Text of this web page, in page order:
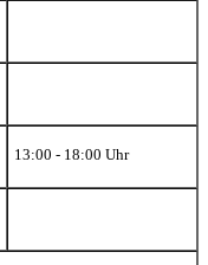
13:00 - 18:00 Uhr